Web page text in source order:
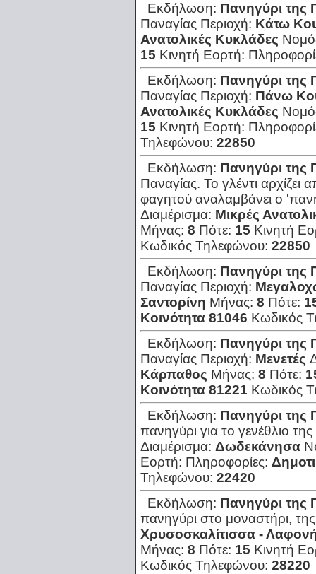
Εκδήλωση: Πανηγύρι της
Παναγίας Περιοχή: Κάτω
Ανατολικές Κυκλάδες
15 Κινητή Εορτή:
Εκδήλωση: Πανηγύρι της
Παναγίας Περιοχή: Πάνω
Ανατολικές Κυκλάδες
15 Κινητή Εορτή:
Τηλεφώνου: 22850
Εκδήλωση: Πανηγύρι της
Παναγίας. Το γλέντι
φαγητού αναλαμβάνει ο
Διαμέρισμα: Μικρές
Μήνας: 8 Πότε: 15 Κινητή
Κωδικός Τηλεφώνου: 22850
Εκδήλωση: Πανηγύρι της
Παναγίας Περιοχή:
Σαντορίνη Μήνας: 8 Πότε:
Κοινότητα 81046 Κωδικός
Εκδήλωση: Πανηγύρι της
Παναγίας Περιοχή: Μενετές
Κάρπαθος Μήνας: 8 Πότε:
Κοινότητα 81221 Κωδικός
Εκδήλωση: Πανηγύρι της
πανηγύρι για το γενέθλιο
Διαμέρισμα: Δωδεκάνησα
Εορτή: Πληροφορίες:
Τηλεφώνου: 22420
Εκδήλωση: Πανηγύρι της
πανηγύρι στο μοναστήρι,
Χρυσοσκαλίτισσα -
Μήνας: 8 Πότε: 15 Κινητή
Κωδικός Τηλεφώνου: 28220